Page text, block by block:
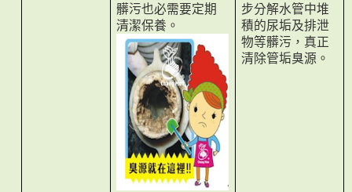
髒污也必需要定期
清潔保養。
步分解水管中堆
積的尿垢及排泄
物等髒污，真正
清除管垢臭源。